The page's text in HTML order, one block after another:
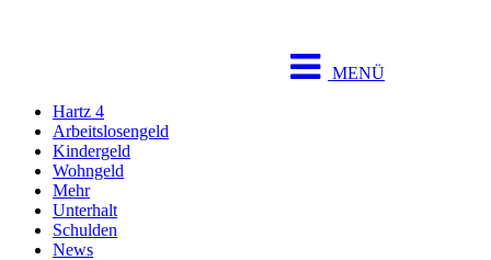
MENÜ
Hartz 4
Arbeitslosengeld
Kindergeld
Wohngeld
Mehr
Unterhalt
Schulden
News